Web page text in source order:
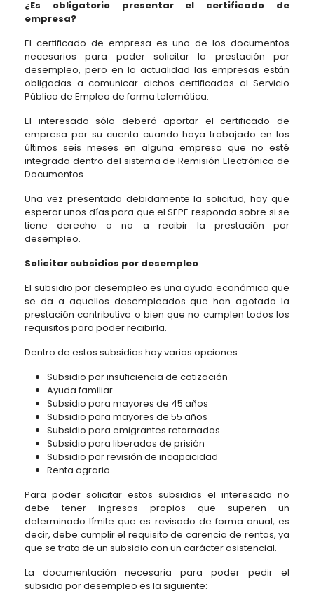
¿Es obligatorio presentar el certificado de
empresa?
El certificado de empresa es uno de los documentos
necesarios para poder solicitar la prestación por
desempleo, pero en la actualidad las empresas están
obligadas a comunicar dichos certificados al Servicio
Público de Empleo de forma telemática.
El interesado sólo deberá aportar el certificado de
empresa por su cuenta cuando haya trabajado en los
últimos seis meses en alguna empresa que no esté
integrada dentro del sistema de Remisión Electrónica de
Documentos.
Una vez presentada debidamente la solicitud, hay que
esperar unos días para que el SEPE responda sobre si se
tiene derecho o no a recibir la prestación por
desempleo.
Solicitar subsidios por desempleo
El subsidio por desempleo es una ayuda económica que
se da a aquellos desempleados que han agotado la
prestación contributiva o bien que no cumplen todos los
requisitos para poder recibirla.
Dentro de estos subsidios hay varias opciones:
Subsidio por insuficiencia de cotización
Ayuda familiar
Subsidio para mayores de 45 años
Subsidio para mayores de 55 años
Subsidio para emigrantes retornados
Subsidio para liberados de prisión
Subsidio por revisión de incapacidad
Renta agraria
Para poder solicitar estos subsidios el interesado no
debe tener ingresos propios que superen un
determinado límite que es revisado de forma anual, es
decir, debe cumplir el requisito de carencia de rentas, ya
que se trata de un subsidio con un carácter asistencial.
La documentación necesaria para poder pedir el
subsidio por desempleo es la siguiente: